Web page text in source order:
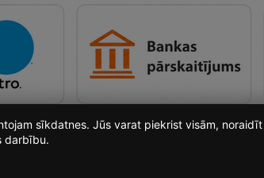
sīkdatnes. Jūs varat piekrist visām,
darbību.